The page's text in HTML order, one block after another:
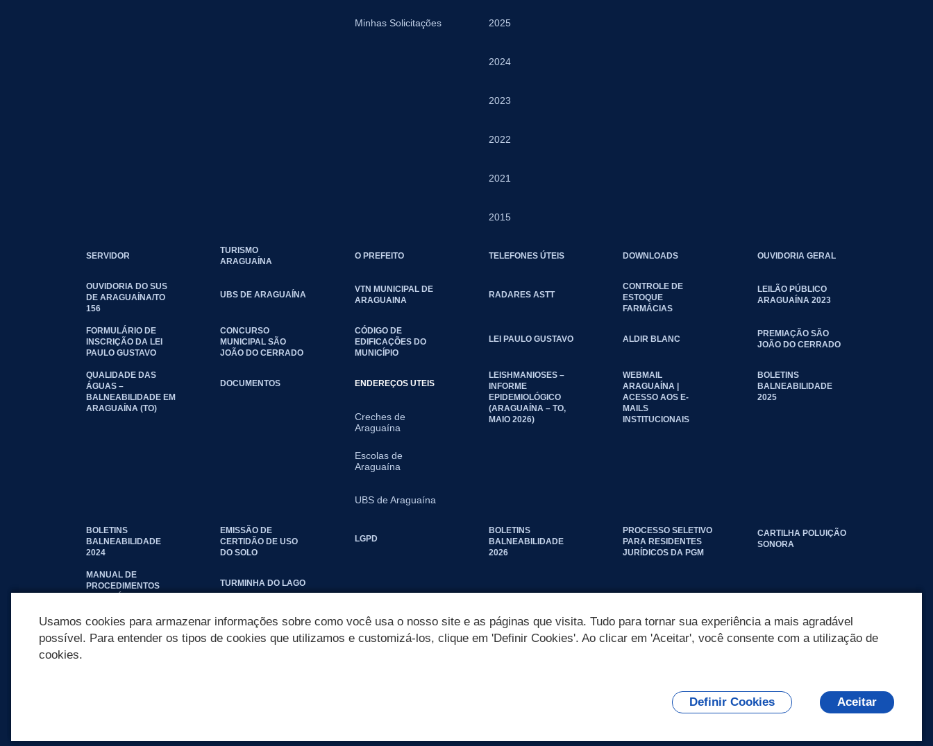
Minhas Solicitações 2025
2024
2023
2022
2021
2015
SERVIDOR
TURISMO
ARAGUAÍNA
O PREFEITO TELEFONES ÚTEIS DOWNLOADS OUVIDORIA GERAL
OUVIDORIA DO SUS
DE ARAGUAÍNA/TO
156
UBS DE ARAGUAÍNA
VTN MUNICIPAL DE
ARAGUAINA
RADARES ASTT
CONTROLE DE
ESTOQUE
FARMÁCIAS
LEILÃO PÚBLICO
ARAGUAÍNA 2023
FORMULÁRIO DE
INSCRIÇÃO DA LEI
PAULO GUSTAVO
CONCURSO
MUNICIPAL SÃO
JOÃO DO CERRADO
CÓDIGO DE
EDIFICAÇÕES DO
MUNICÍPIO
LEI PAULO GUSTAVO ALDIR BLANC
PREMIAÇÃO SÃO
JOÃO DO CERRADO
QUALIDADE DAS
ÁGUAS –
BALNEABILIDADE EM
ARAGUAÍNA (TO)
DOCUMENTOS ENDEREÇOS UTEIS
Creches de
Araguaína
Escolas de
Araguaína
UBS de Araguaína
LEISHMANIOSES –
INFORME
EPIDEMIOLÓGICO
(ARAGUAÍNA – TO,
MAIO 2026)
WEBMAIL
ARAGUAÍNA |
ACESSO AOS E-
MAILS
INSTITUCIONAIS
BOLETINS
BALNEABILIDADE
2025
BOLETINS
BALNEABILIDADE
2024
EMISSÃO DE
CERTIDÃO DE USO
DO SOLO
LGPD
BOLETINS
BALNEABILIDADE
2026
PROCESSO SELETIVO
PARA RESIDENTES
JURÍDICOS DA PGM
CARTILHA POLUIÇÃO
SONORA
MANUAL DE
PROCEDIMENTOS
TURMINHA DO LAGO
Usamos cookies para armazenar informações sobre como você usa o nosso site e as páginas que visita. Tudo para tornar sua experiência a mais agradável
possível. Para entender os tipos de cookies que utilizamos e customizá-los, clique em 'Definir Cookies'. Ao clicar em 'Aceitar', você consente com a utilização de
cookies.
Definir Cookies Aceitar